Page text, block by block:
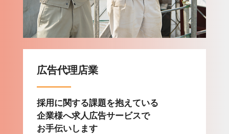
広告代理店業
採用に関する課題を抱えている
企業様へ求人広告サービスで
お手伝いします